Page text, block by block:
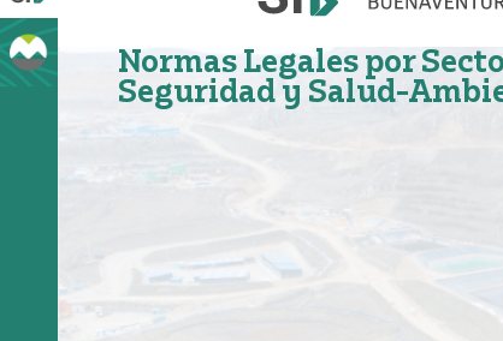
Normas Legales por
Seguridad y Salud-